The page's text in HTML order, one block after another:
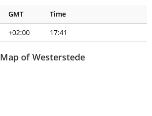
GMT
Time
+02:00 17:41
Map of Westerstede